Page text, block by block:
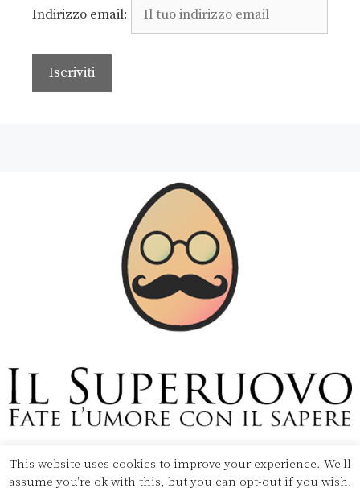
Indirizzo email:
Copyright © 2020 Il Superuovo — Powered by Pipool
This website uses cookies to improve your experience. We'll
assume you're ok with this, but you can opt-out if you wish.